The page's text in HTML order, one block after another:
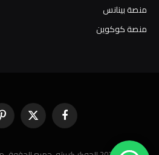
منصة بينانس
منصة كوكوين
فيسبوك X
(Twitter)